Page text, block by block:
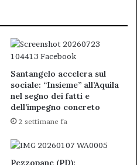
Santangelo accelera sul
sociale: “Insieme” all’Aquila
nel segno dei fatti e
dell’impegno concreto
2 settimane fa